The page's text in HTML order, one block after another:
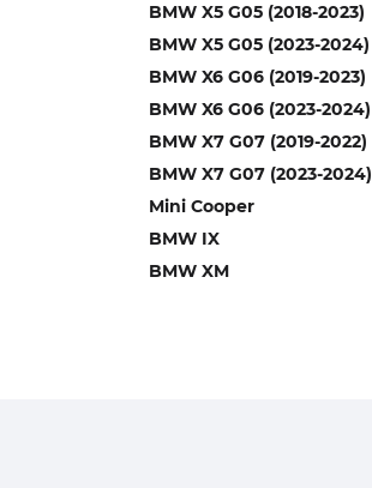
BMW X5 G05 (2018-2023)
BMW X5 G05 (2023-2024)
BMW X6 G06 (2019-2023)
BMW X6 G06 (2023-2024)
BMW X7 G07 (2019-2022)
BMW X7 G07 (2023-2024)
Mini Cooper
BMW IX
BMW XM